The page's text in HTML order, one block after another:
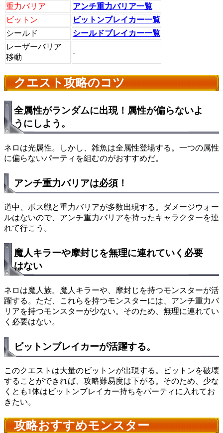
重力バリア
アンチ重力バリア一覧
ビットン
ビットンブレイカー一覧
シールド
シールドブレイカー一覧
レーザーバリア
移動
-
クエスト攻略のコツ
全属性がランダムに出現！属性が偏らないよ
うにしよう。
ネロは光属性。しかし、雑魚は全属性登場する。一つの属性
に偏らないパーティを組むのがおすすめだ。
アンチ重力バリアは必須！
道中、ボス戦と重力バリアが多数出現する。ダメージウォー
ルはないので、アンチ重力バリアを持ったキャラクターを連
れて行こう。
魔人キラーや摩封じを無理に連れていく必要
はない
ネロは魔人族。魔人キラーや、摩封じを持つモンスターが活
躍する。ただ、これらを持つモンスターには、アンチ重力バ
リアを持つモンスターが少ない。そのため、無理に連れてい
く必要はない。
ビットンブレイカーが活躍する。
このクエストは大量のビットンが出現する。ビットンを破壊
することができれば、攻略難易度は下がる。そのため、少な
くとも1体はビットンブレイカー持ちをパーティに入れてお
きたい。
攻略おすすめモンスター